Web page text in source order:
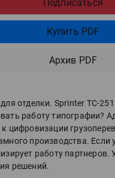
Подписаться
Купить PDF
Архив PDF
отделки. Sprinter ТС-
работу типографии?
цифровизации
производства. Если
работу партнеров.
решений.